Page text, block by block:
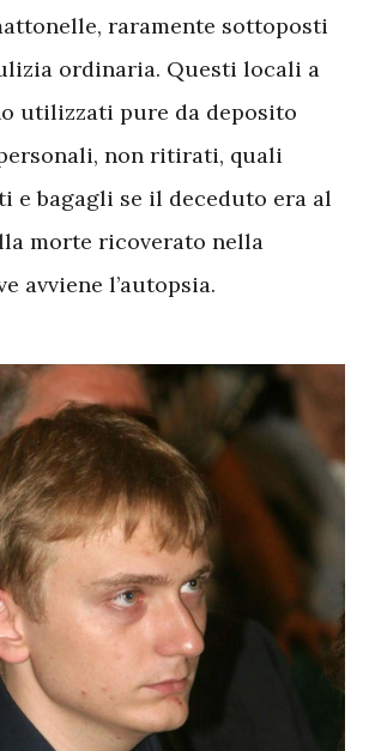
raramente sottoposti
ordinaria. Questi locali a
utilizzati pure da deposito
non ritirati, quali
e bagagli se il deceduto era al
morte ricoverato nella
avviene l’autopsia.